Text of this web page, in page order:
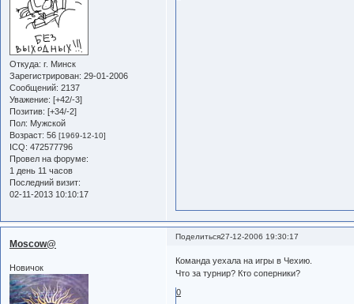
Откуда: г. Минск
Зарегистрирован: 29-01-2006
Сообщений: 2137
Уважение: [+42/-3]
Позитив: [+34/-2]
Пол: Мужской
Возраст: 56 [1969-12-10]
ICQ: 472577796
Провел на форуме:
1 день 11 часов
Последний визит:
02-11-2013 10:10:17
Поделиться27-12-2006 19:30:17
Moscow@
Новичок
Команда уехала на игры в Чехию.
Что за турнир? Кто соперники?
0